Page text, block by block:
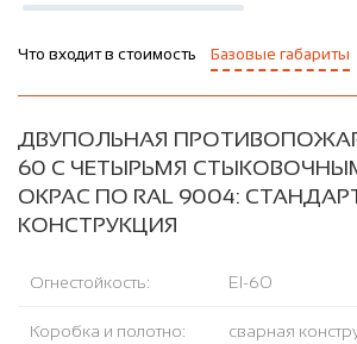
Что входит в стоимость Базовые габариты
ДВУПОЛЬНАЯ
60 С ЧЕТЫРЬМЯ
ОКРАС ПО RAL 9004:
КОНСТРУКЦИЯ
Огнестойкость: EI-60
Коробка и полотно:
сварная